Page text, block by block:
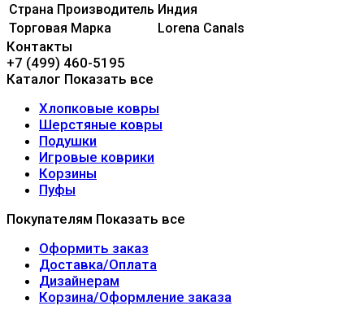
Страна Производитель Индия
Торговая Марка
Lorena Canals
Контакты
+7 (499) 460-5195
Каталог Показать все
Хлопковые ковры
Шерстяные ковры
Подушки
Игровые коврики
Корзины
Пуфы
Покупателям Показать все
Оформить заказ
Доставка/Оплата
Дизайнерам
Корзина/Оформление заказа